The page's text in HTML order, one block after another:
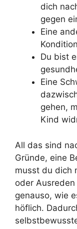
dich
gegen
Eine
Du bist
Eine
gehen,
Kind
All das sind
Gründe, eine
musst du dich
oder
genauso, wie
höflich.